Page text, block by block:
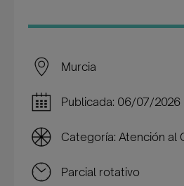
Murcia
Publicada: 06/07/2026
Categoría: Atención al
Parcial rotativo